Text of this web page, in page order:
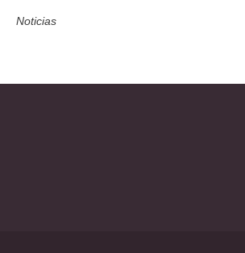
Noticias